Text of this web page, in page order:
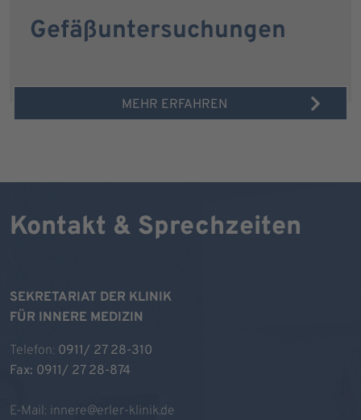
Gefäßuntersuchungen
MEHR ERFAHREN
Kontakt & Sprechzeiten
SEKRETARIAT DER KLINIK
FÜR INNERE MEDIZIN
Telefon: 0911/ 27 28-310
Fax: 0911/ 27 28-874
E-Mail: innere@erler-klinik.de